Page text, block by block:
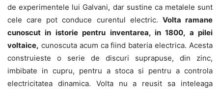
de experimentele lui Galvani, dar sustine ca metalele sunt
cele care pot conduce curentul electric. Volta ramane
cunoscut in istorie pentru inventarea, in 1800, a pilei
voltaice, cunoscuta acum ca fiind bateria electrica. Acesta
construieste o serie de discuri suprapuse, din zinc,
imbibate in cupru, pentru a stoca si pentru a controla
electricitatea dinamica. Volta nu a reusit sa inteleaga